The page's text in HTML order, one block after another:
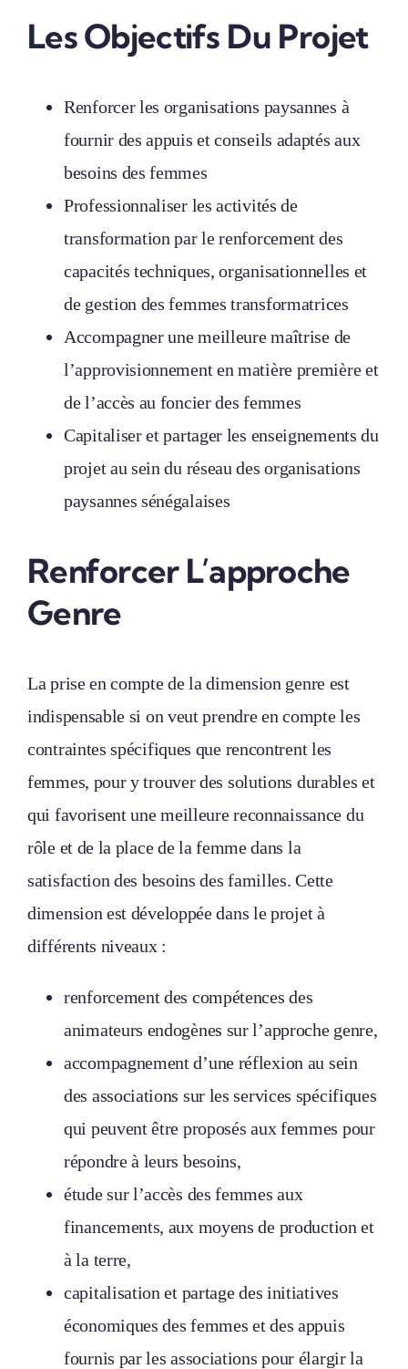
Les Objectifs Du Projet
Renforcer les organisations paysannes à
fournir des appuis et conseils adaptés aux
besoins des femmes
Professionnaliser les activités de
transformation par le renforcement des
capacités techniques, organisationnelles et
de gestion des femmes transformatrices
Accompagner une meilleure maîtrise de
l’approvisionnement en matière première et
de l’accès au foncier des femmes
Capitaliser et partager les enseignements du
projet au sein du réseau des organisations
paysannes sénégalaises
Renforcer L’approche
Genre
La prise en compte de la dimension genre est
indispensable si on veut prendre en compte les
contraintes spécifiques que rencontrent les
femmes, pour y trouver des solutions durables et
qui favorisent une meilleure reconnaissance du
rôle et de la place de la femme dans la
satisfaction des besoins des familles. Cette
dimension est développée dans le projet à
différents niveaux :
renforcement des compétences des
animateurs endogènes sur l’approche genre,
accompagnement d’une réflexion au sein
des associations sur les services spécifiques
qui peuvent être proposés aux femmes pour
répondre à leurs besoins,
étude sur l’accès des femmes aux
financements, aux moyens de production et
à la terre,
capitalisation et partage des initiatives
économiques des femmes et des appuis
fournis par les associations pour élargir la